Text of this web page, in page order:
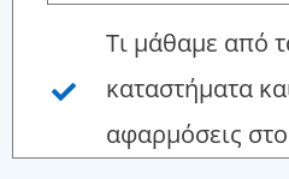
Τι μάθαμε από
καταστήματα
αφαρμόσεις